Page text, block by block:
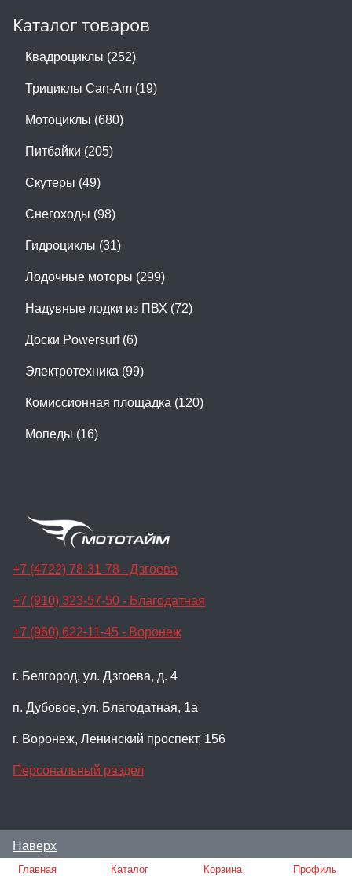
Каталог товаров
Квадроциклы (252)
Трициклы Can-Am (19)
Мотоциклы (680)
Питбайки (205)
Скутеры (49)
Снегоходы (98)
Гидроциклы (31)
Лодочные моторы (299)
Надувные лодки из ПВХ (72)
Доски Powersurf (6)
Электротехника (99)
Комиссионная площадка (120)
Мопеды (16)
+7 (4722) 78-31-78 - Дзгоева
+7 (910) 323-57-50 - Благодатная
+7 (960) 622-11-45 - Воронеж
г. Белгород, ул. Дзгоева, д. 4
п. Дубовое, ул. Благодатная, 1а
г. Воронеж, Ленинский проспект, 156
Персональный раздел
Наверх
© Мотосалон Мото-Тайм, 2024
Главная Каталог Корзина Профиль